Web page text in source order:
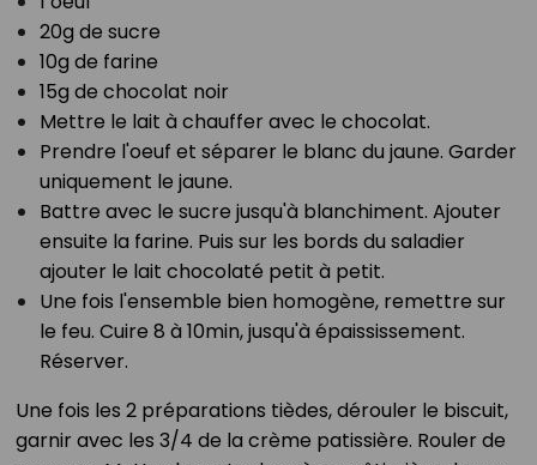
20g de sucre⁣
10g de farine⁣
15g de chocolat noir⁣
Mettre le lait à chauffer avec le chocolat.⁣
Prendre l'oeuf et séparer le blanc du jaune. Garder
uniquement le jaune.⁣
Battre avec le sucre jusqu'à blanchiment. Ajouter
ensuite la farine. Puis sur les bords du saladier
ajouter le lait chocolaté petit à petit.⁣
Une fois l'ensemble bien homogène, remettre sur
le feu. Cuire 8 à 10min, jusqu'à épaississement.
Réserver.⁣
Une fois les 2 préparations tièdes, dérouler le biscuit,
garnir avec les 3/4 de la crème patissière. Rouler de